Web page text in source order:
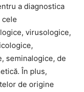
a diagnostica
cele
virusologice,
seminalogice, de
În plus,
de origine